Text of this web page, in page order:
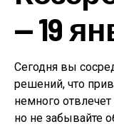
— 19
Сегодня вы
решений, что
немного
но не забывайте